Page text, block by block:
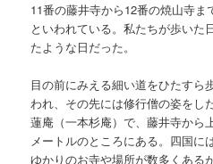
11番の藤井寺から12番の焼山寺
といわれている。私たちが歩いた
たような日だった。
目の前にみえる細い道をひたすら
われ、その先には修行僧の姿をし
蓮庵（一本杉庵）で、藤井寺から
メートルのところにある。四国に
ゆかりのお寺や場所が数多くある